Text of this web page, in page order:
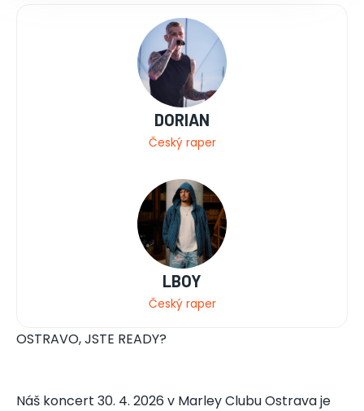
DORIAN
Český raper
LBOY
Český raper
OSTRAVO, JSTE READY?
Náš koncert 30. 4. 2026 v Marley Clubu Ostrava je